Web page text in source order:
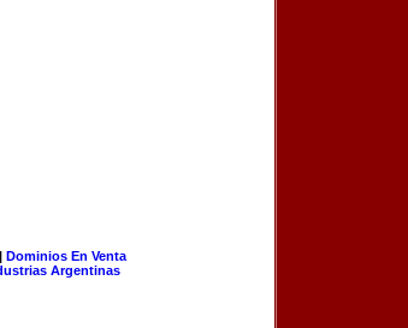
| Dominios En Venta
Argentinas